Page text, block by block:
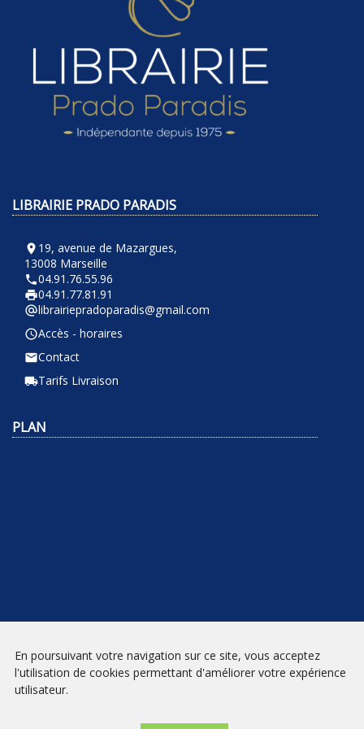
LIBRAIRIE PRADO PARADIS
room 19, avenue de Mazargues,
13008 Marseille
phone04.91.76.55.96
local_printshop04.91.77.81.91
alternate_emaillibrairiepradoparadis@gmail.com
query_builderAccès - horaires
emailContact
local_shippingTarifs Livraison
PLAN
NEWSLETTER
En poursuivant votre navigation sur ce site, vous acceptez
l'utilisation de cookies permettant d'améliorer votre expérience
utilisateur.